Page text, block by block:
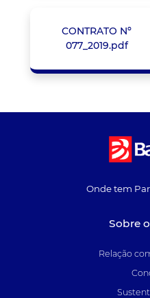
CONTRATO Nº
077_2019.pdf
Onde tem
Sobre
Relação